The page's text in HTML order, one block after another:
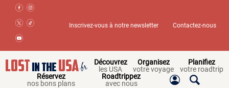
Inscrivez-vous à notre newsletter Contactez-nous
Découvrez
les USA
Organisez
votre voyage
Planifiez
votre roadtrip
Réservez
nos bons plans
Roadtrippez
avec nous